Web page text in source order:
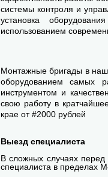
системы контроля и
установка
использованием
Монтажные бригады в
оборудованием самых
инструментом и
свою работу в
крае от #2000 рублей
Выезд специалиста
В сложных случаях перед
специалиста в пределах